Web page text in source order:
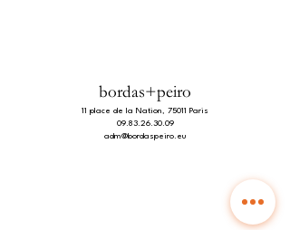
bordas+peiro
11 place de la Nation, 75011 Paris
09.83.26.30.09
adm@bordaspeiro.eu